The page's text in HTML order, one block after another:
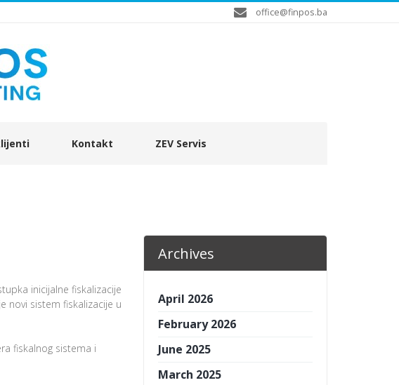
office@finpos.ba
Kontakt ZEV Servis
Archives
April 2026
February 2026
June 2025
March 2025
inicijalne fiskalizacije
novi sistem fiskalizacije u
fiskalnog sistema i